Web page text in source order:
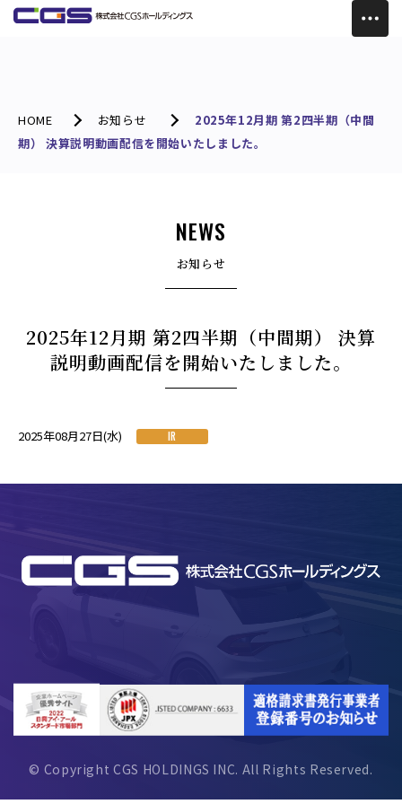
HOME お知らせ
2025年12月期 第2四半期（中間
期） 決算説明動画配信を開始いたしました。
NEWS
お知らせ
2025年12月期 第2四半期（中間期） 決算
説明動画配信を開始いたしました。
2025年08月27日(水) IR
© Copyright CGS HOLDINGS INC. All Rights Reserved.